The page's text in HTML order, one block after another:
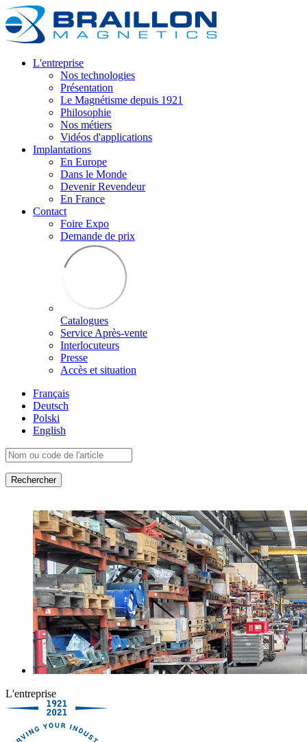
L'entreprise
Nos technologies
Présentation
Le Magnétisme depuis 1921
Philosophie
Nos métiers
Vidéos d'applications
Implantations
En Europe
Dans le Monde
Devenir Revendeur
En France
Contact
Foire Expo
Demande de prix
Catalogues
Service Après-vente
Interlocuteurs
Presse
Accès et situation
Français
Deutsch
Polski
English
L'entreprise